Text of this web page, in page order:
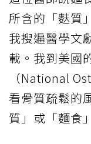
所含的「麩質
我搜遍醫學文
載。我到美國
（National
看骨質疏鬆的
質」或「麵食